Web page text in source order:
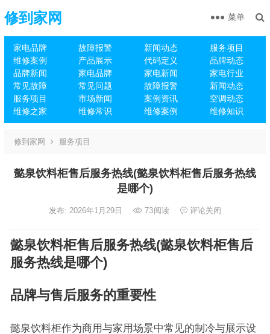
修到家网
家电品牌 故障报警 新闻动态
服务项目
维修案例
产品展示 代码定义
品牌动态
品牌新闻
家电品牌 家电新闻
家电行业
常见故障
常见问题 故障报警
新闻动态
服务项目
市场新闻 案例资讯
空调动态
维修之家
维修常识 维修案例 维修知识
菜单
修到家网 服务项目
懿泉饮料柜售后服务热线(懿泉饮料柜售后服务热线
是哪个)
发布: 2026年1月29日 73阅读 评论关闭
懿泉饮料柜售后服务热线(懿泉饮料柜售后
服务热线是哪个)
品牌与售后服务的重要性
懿泉饮料柜作为商用与家用场景中常见的制冷与展示设